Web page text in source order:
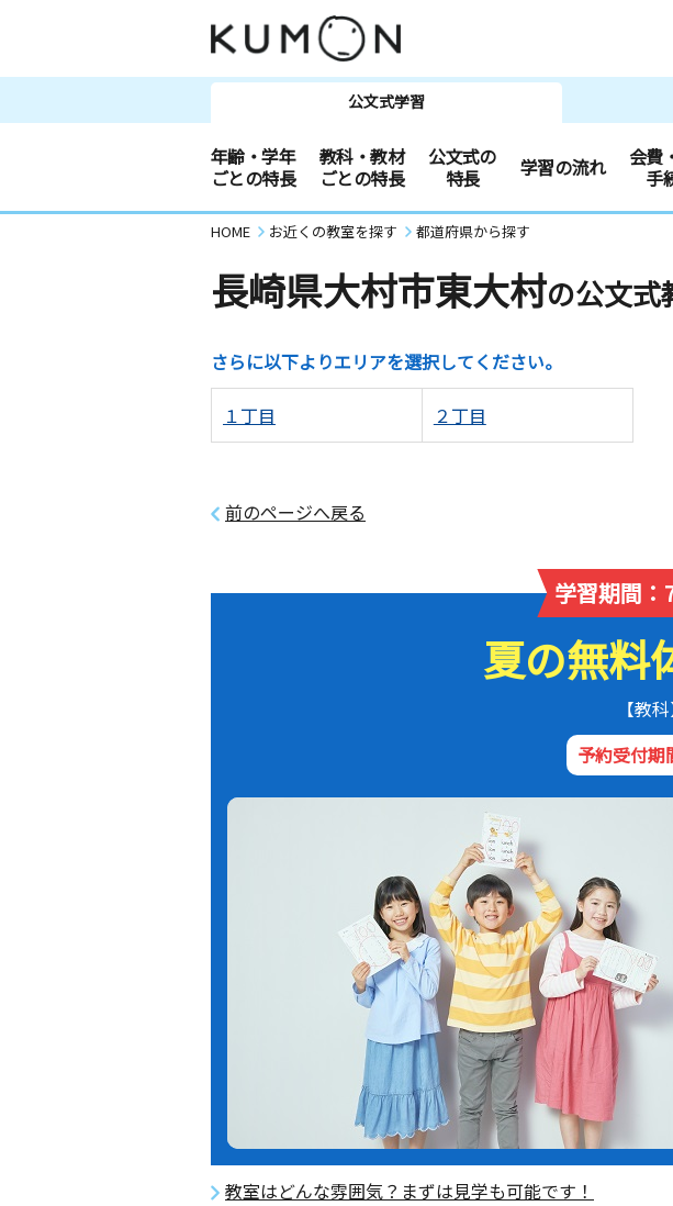
公文式学習
年齢・学年
ごとの特長
教科・教材
ごとの特長
公文式の
特長
学習の流れ
会費
手
HOME お近くの教室を探す 都道府県から探す
長崎県大村市東大村の公文式
さらに以下よりエリアを選択してください。
１丁目 ２丁目
前のページへ戻る
学習期間：
夏の無料
【教
予約受付
教室はどんな雰囲気？まずは見学も可能です！